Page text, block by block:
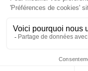
© 2026 | Cité